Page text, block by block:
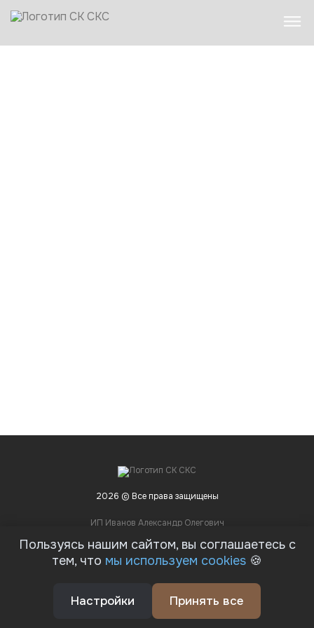
2026 © Все права защищены
ИП Иванов Александр Олегович
ИНН 531312792807
Предложение не является публичной офертой
Соглашение на обработку персональных данных
Политика конфиденциальности
Пользуясь нашим сайтом, вы соглашаетесь с
тем, что мы используем cookies 🍪
Настройки Принять все